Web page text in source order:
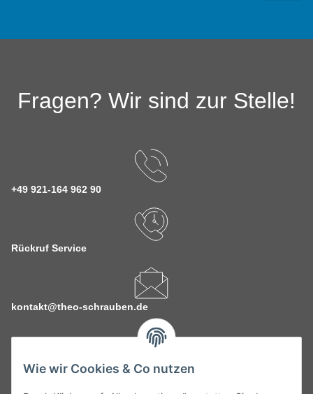
Wie wir Cookies & Co nutzen
Fragen? Wir sind zur Stelle!
+49 921-164 962 90
Rückruf Service
kontakt@theo-schrauben.de